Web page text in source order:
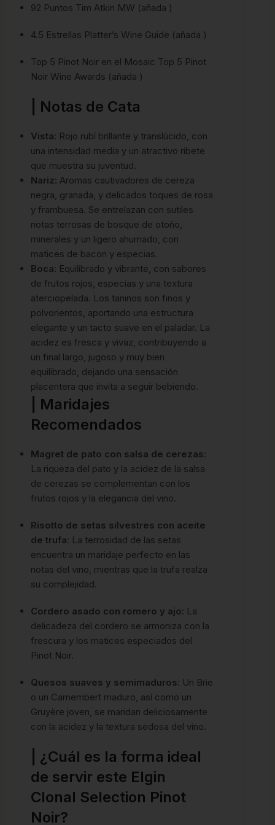
92 Puntos Tim Atkin MW (añada )
4.5 Estrellas Platter’s Wine Guide (añada )
Top 5 Pinot Noir en el Mosaic Top 5 Pinot
Noir Wine Awards (añada )
| Notas de Cata
Vista: Rojo rubí brillante y translúcido, con
una intensidad media y un atractivo ribete
que muestra su juventud.
Nariz: Aromas cautivadores de cereza
negra, granada, y delicados toques de rosa
y frambuesa. Se entrelazan con sutiles
notas terrosas de bosque de otoño,
minerales y un ligero ahumado, con
matices de bacon y especias.
Boca: Equilibrado y vibrante, con sabores
de frutos rojos, especias y una textura
aterciopelada. Los taninos son finos y
polvorientos, aportando una estructura
elegante y un tacto suave en el paladar. La
acidez es fresca y vivaz, contribuyendo a
un final largo, jugoso y muy bien
equilibrado, dejando una sensación
placentera que invita a seguir bebiendo.
| Maridajes
Recomendados
Magret de pato con salsa de cerezas:
La riqueza del pato y la acidez de la salsa
de cerezas se complementan con los
frutos rojos y la elegancia del vino.
Risotto de setas silvestres con aceite
de trufa: La terrosidad de las setas
encuentra un maridaje perfecto en las
notas del vino, mientras que la trufa realza
su complejidad.
Cordero asado con romero y ajo: La
delicadeza del cordero se armoniza con la
frescura y los matices especiados del
Pinot Noir.
Quesos suaves y semimaduros: Un Brie
o un Camembert maduro, así como un
Gruyère joven, se maridan deliciosamente
con la acidez y la textura sedosa del vino.
| ¿Cuál es la forma ideal
de servir este Elgin
Clonal Selection Pinot
Noir?